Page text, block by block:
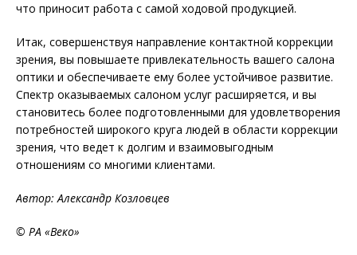
что приносит работа с самой ходовой продукцией.
Итак, совершенствуя направление контактной коррекции
зрения, вы повышаете привлекательность вашего салона
оптики и обеспечиваете ему более устойчивое развитие.
Спектр оказываемых салоном услуг расширяется, и вы
становитесь более подготовленными для удовлетворения
потребностей широкого круга людей в области коррекции
зрения, что ведет к долгим и взаимовыгодным
отношениям со многими клиентами.
Автор: Александр Козловцев
© РА «Веко»